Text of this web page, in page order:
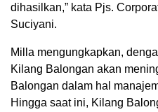
dihasilkan,” kata Pjs.
Suciyani.
Milla mengungkapkan,
Kilang Balongan akan
Balongan dalam hal
Hingga saat ini, Kilang